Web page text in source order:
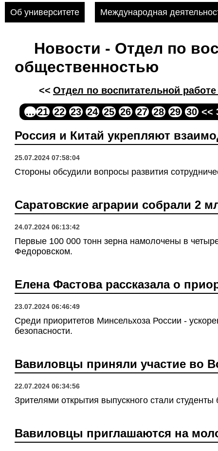
Об университете Международная
Новости - Отдел по
общественностью
<< Отдел по воспитательной
... 21 22 23 24 25 26 27 28 29 30 <<
Россия и Китай укрепляют
25.07.2024 07:58:04
Стороны обсудили вопросы развития
Саратовские аграрии собрали 2
24.07.2024 06:13:42
Первые 100 000 тонн зерна намолочены в
Федоровском.
Елена Фастова рассказала о
23.07.2024 06:46:49
Среди приоритетов Минсельхоза России -
безопасности.
Вавиловцы приняли участие во
22.07.2024 06:34:56
Зрителями открытия выпускного стали студенты
Вавиловцы приглашаются на